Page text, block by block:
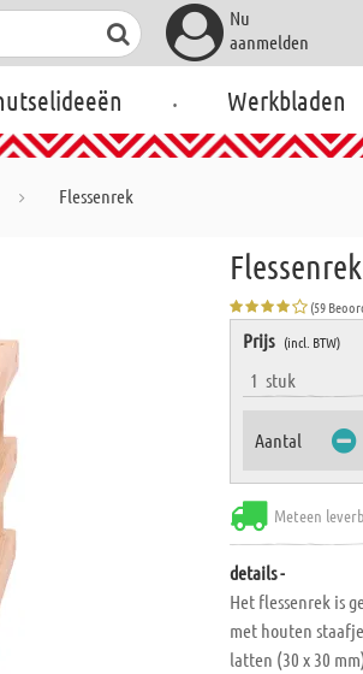
Nu
aanmelden
. Werkbladen
Flessenrek
Flessenrek
(59
Prijs (incl. BTW)
1stuk
Aantal
Meteen
details -
Het flessenrek is
met houten
latten (30 x 30